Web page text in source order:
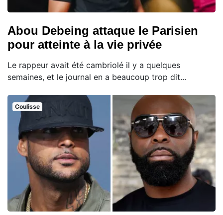
Abou Debeing attaque le Parisien
pour atteinte à la vie privée
Le rappeur avait été cambriolé il y a quelques
semaines, et le journal en a beaucoup trop dit...
Coulisse